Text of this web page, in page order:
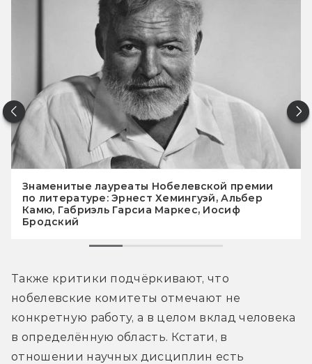
Знаменитые лауреаты Нобелевской премии
по литературе: Эрнест Хемингуэй, Альбер
Камю, Габриэль Гарсиа Маркес, Иосиф
Бродский
Также критики подчёркивают, что
нобелевские комитеты отмечают не
конкретную работу, а в целом вклад человека
в определённую область. Кстати, в
отношении научных дисциплин есть